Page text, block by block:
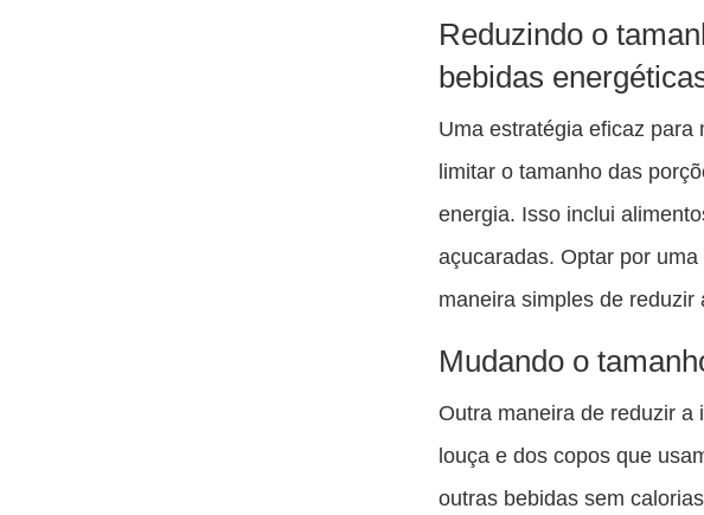
Reduzindo o
bebidas
Uma estratégia eficaz
limitar o tamanho das
energia. Isso inclui
açucaradas. Optar por
maneira simples de reduzir
Mudando o
Outra maneira de reduzir a
louça e dos copos que
outras bebidas sem